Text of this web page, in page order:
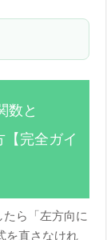
数と
完全ガイ
たら「左方向に
を直さなけれ